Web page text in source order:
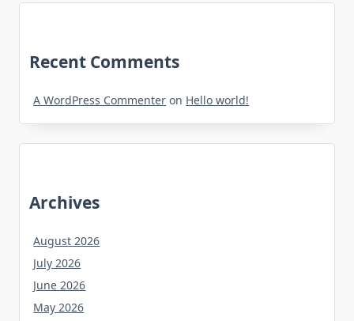
Recent Comments
A WordPress Commenter on Hello world!
Archives
August 2026
July 2026
June 2026
May 2026